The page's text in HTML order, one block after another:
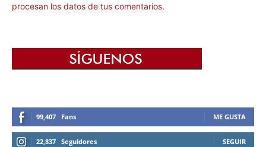
procesan los datos de tus comentarios.
99,407 Fans ME GUSTA
22,837 Seguidores SEGUIR